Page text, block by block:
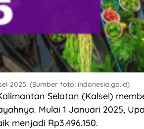
2025. (Sumber foto: indonesia.go.id)
Selatan (Kalsel)
Mulai 1 Januari 2025,
menjadi Rp3.496.150.